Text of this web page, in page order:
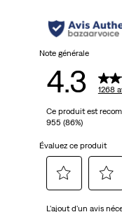
Note générale
4.3 1268
Ce produit est
955 (86%)
Évaluez ce produit
L'ajout d'un avis